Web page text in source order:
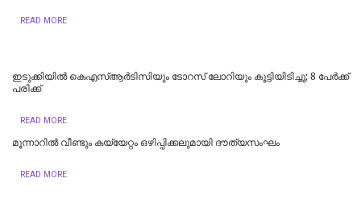
READ MORE
ഇടുക്കിയില്‍ കെഎസ്ആര്‍ടിസിയും ടോറസ് ലോറിയും കൂട്ടിയിടിച്ചു; 8 പേര്‍ക്ക്
പരിക്ക്
READ MORE
മൂന്നാറിൽ വീണ്ടും കയ്യേറ്റം ഒഴിപ്പിക്കലുമായി ദൗത്യസംഘം
READ MORE